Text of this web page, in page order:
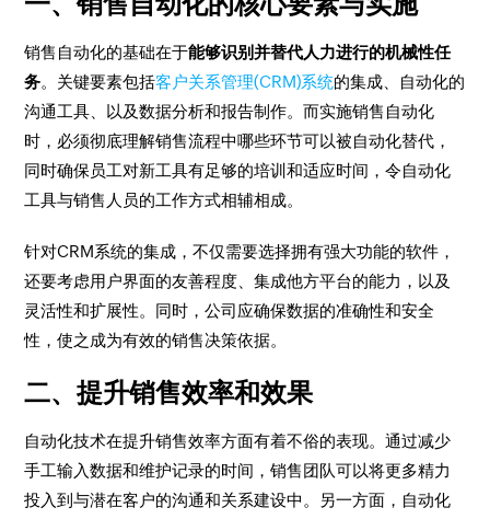
销售自动化的基础在于能够识别并替代人力进行的机械性任
务。关键要素包括客户关系管理(CRM)系统的集成、自动化的
沟通工具、以及数据分析和报告制作。而实施销售自动化
时，必须彻底理解销售流程中哪些环节可以被自动化替代，
同时确保员工对新工具有足够的培训和适应时间，令自动化
工具与销售人员的工作方式相辅相成。
针对CRM系统的集成，不仅需要选择拥有强大功能的软件，
还要考虑用户界面的友善程度、集成他方平台的能力，以及
灵活性和扩展性。同时，公司应确保数据的准确性和安全
性，使之成为有效的销售决策依据。
二、提升销售效率和效果
自动化技术在提升销售效率方面有着不俗的表现。通过减少
手工输入数据和维护记录的时间，销售团队可以将更多精力
投入到与潜在客户的沟通和关系建设中。另一方面，自动化